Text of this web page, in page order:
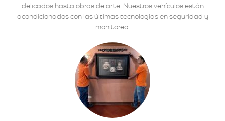
delicados hasta obras de arte. Nuestros vehículos están
acondicionados con las últimas tecnologías en seguridad y
monitoreo.